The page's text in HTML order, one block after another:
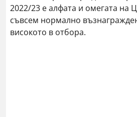
2022/23 е алфата и омегата на
съвсем нормално
високото в отбора.